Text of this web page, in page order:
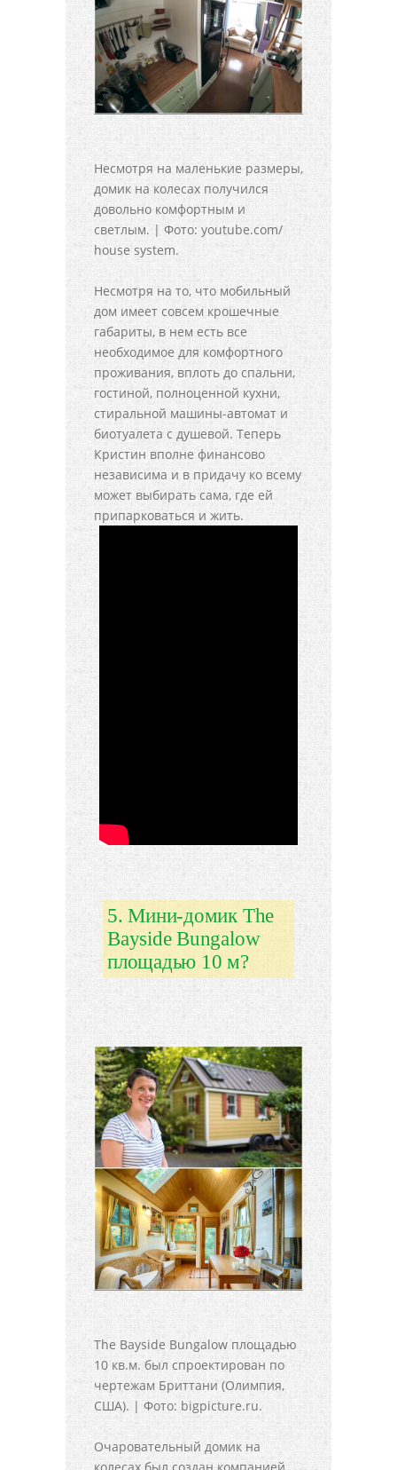
Несмотря на маленькие размеры,
домик на колесах получился
довольно комфортным и
светлым. | Фото: youtube.com/
house system.
Несмотря на то, что мобильный
дом имеет совсем крошечные
габариты, в нем есть все
необходимое для комфортного
проживания, вплоть до спальни,
гостиной, полноценной кухни,
стиральной машины-автомат и
биотуалета с душевой. Теперь
Кристин вполне финансово
независима и в придачу ко всему
может выбирать сама, где ей
припарковаться и жить.
5. Мини-домик The
Bayside Bungalow
площадью 10 м?
The Bayside Bungalow площадью
10 кв.м. был спроектирован по
чертежам Бриттани (Олимпия,
США). | Фото: bigpicture.ru.
Очаровательный домик на